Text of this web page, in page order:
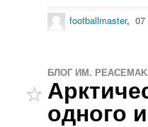
footballmaster, 07
БЛОГ ИМ.
одного